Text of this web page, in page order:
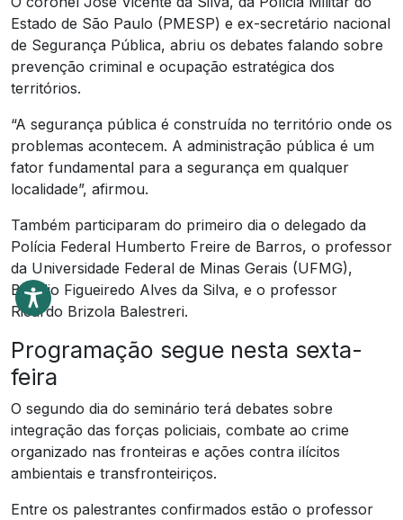
Estado de São Paulo (PMESP) e ex-secretário nacional
de Segurança Pública, abriu os debates falando sobre
prevenção criminal e ocupação estratégica dos
territórios.
“A segurança pública é construída no território onde os
problemas acontecem. A administração pública é um
fator fundamental para a segurança em qualquer
localidade”, afirmou.
Também participaram do primeiro dia o delegado da
Polícia Federal Humberto Freire de Barros, o professor
da Universidade Federal de Minas Gerais (UFMG),
Bráulio Figueiredo Alves da Silva, e o professor
Ricardo Brizola Balestreri.
Programação segue nesta sexta-
feira
O segundo dia do seminário terá debates sobre
integração das forças policiais, combate ao crime
organizado nas fronteiras e ações contra ilícitos
ambientais e transfronteiriços.
Entre os palestrantes confirmados estão o professor